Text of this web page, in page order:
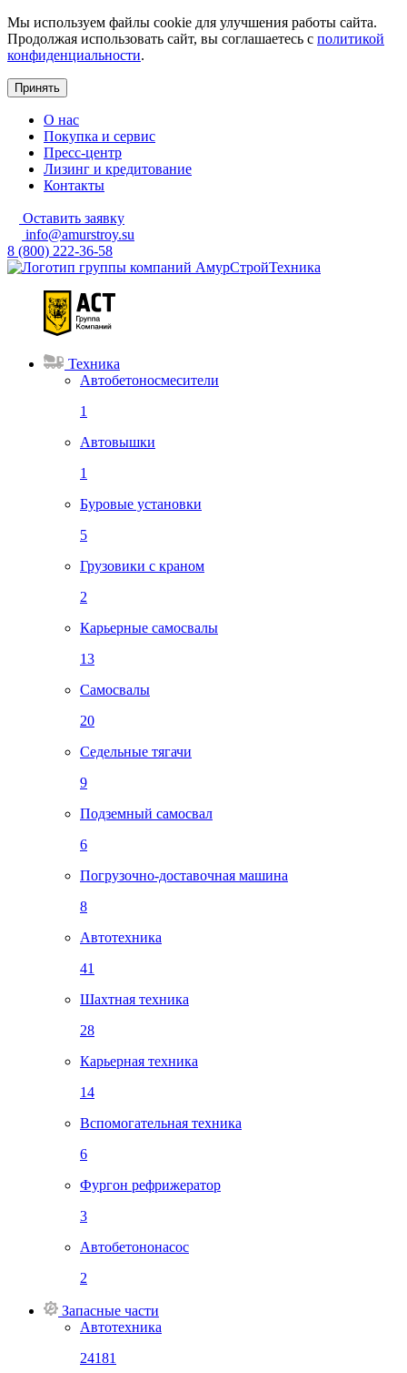
Мы используем файлы cookie для улучшения работы сайта.
Продолжая использовать сайт, вы соглашаетесь с политикой
конфиденциальности.
Принять
О нас
Покупка и сервис
Пресс-центр
Лизинг и кредитование
Контакты
Оставить заявку
info@amurstroy.su
8 (800) 222-36-58
Техника
Автобетоносмесители
1
Автовышки
1
Буровые установки
5
Грузовики с краном
2
Карьерные самосвалы
13
Самосвалы
20
Седельные тягачи
9
Подземный самосвал
6
Погрузочно-доставочная машина
8
Автотехника
41
Шахтная техника
28
Карьерная техника
14
Вспомогательная техника
6
Фургон рефрижератор
3
Автобетононасос
2
Запасные части
Автотехника
24181